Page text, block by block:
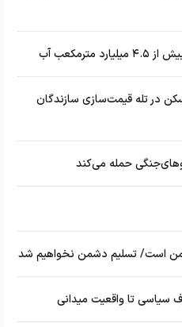
آب
در تله قیمت‌سازی سازندگان
است/ تسلیم دشمن نخواهیم شد
سیاسی تا واقعیت میدانی